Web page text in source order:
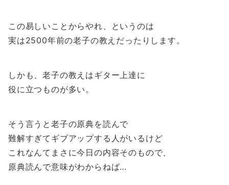
この易しいことからやれ、というのは
実は2500年前の老子の教えだったりします。
しかも、老子の教えはギター上達に
役に立つものが多い。
そう言うと老子の原典を読んで
難解すぎてギブアップする人がいるけど
これなんてまさに今日の内容そのもので、
原典読んで意味がわからねば…